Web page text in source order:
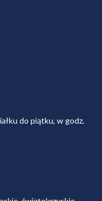
do piątku, w godz.